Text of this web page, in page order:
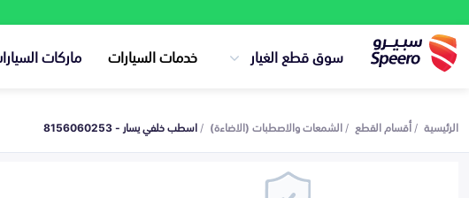
سوق قطع الغيار خدمات السيارات ماركات
الرئيسية أقسام القطع الشمعات والاصطبات (الاضاءة) اسطب خلفي يسار - 8156060253